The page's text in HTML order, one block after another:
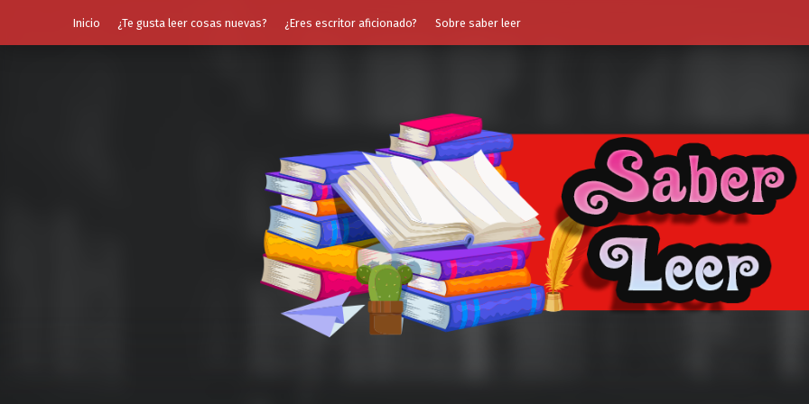
Inicio
¿Te gusta leer cosas nuevas? ¿Eres escritor aficionado? Sobre saber leer